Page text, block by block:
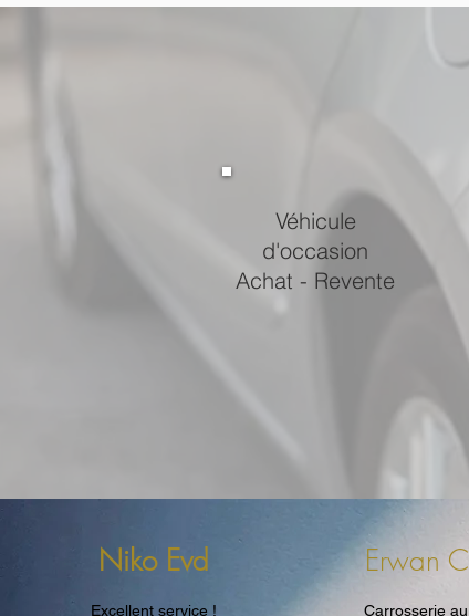
Véhicule
d'occasion
Achat - Revente
Niko Evd
Excellent service !
Erwan
Carrosserie